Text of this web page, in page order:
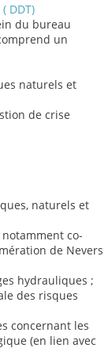
DDT)
du bureau
un
naturels et
de crise
naturels et
co-
de Nevers
hydrauliques ;
des risques
concernant les
(en lien avec